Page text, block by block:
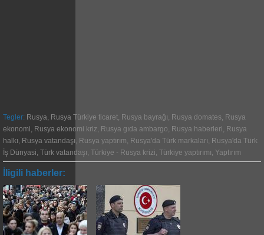
Tegler: Rusya, Rusya Türkiye ticaret, Rusya bayrağı, Rusya domates, Rusya
ekonomi, Rusya ekonomi kriz, Rusya gıda ambargo, Rusya haberleri, Rusya
halkı, Rusya vatandaşı, Rusya yaptırım, Rusya'da Türk markaları, Rusya'da Türk
İş Dünyasi, Türk vatandaşı, Türkiye - Rusya krizi, Türkiye yaptırımı, Yaptırım
İligili haberler: